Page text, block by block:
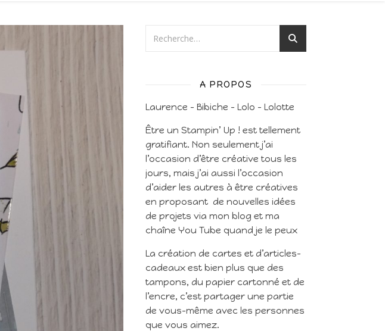
A PROPOS
Laurence – Bibiche – Lolo – Lolotte
Être un Stampin’ Up ! est tellement
gratifiant. Non seulement j’ai
l’occasion d’être créative tous les
jours, mais j’ai aussi l’occasion
d’aider les autres à être créatives
en proposant de nouvelles idées
de projets via mon blog et ma
chaîne You Tube quand je le peux
La création de cartes et d’articles-
cadeaux est bien plus que des
tampons, du papier cartonné et de
l’encre, c’est partager une partie
de vous-même avec les personnes
que vous aimez.